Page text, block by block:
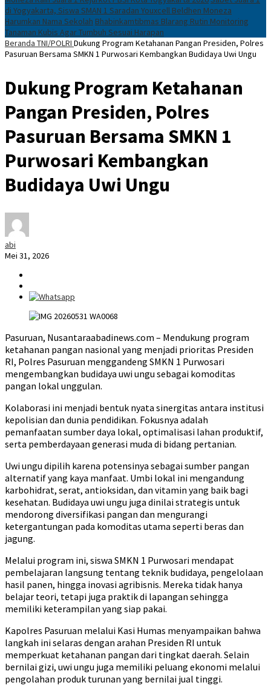
di Yogyakarta, Siswa SMAN 1 Saradan Youxcell Beldhen Moneza
Harumkan Nama Sekolah Bhabinkamtibmas Blarang Rutin Monitoring
Tanaman Kubis Agar Tumbuh Sesuai Harapan
Beranda TNI/POLRI Dukung Program Ketahanan Pangan Presiden, Polres
Pasuruan Bersama SMKN 1 Purwosari Kembangkan Budidaya Uwi Ungu
Dukung Program Ketahanan
Pangan Presiden, Polres
Pasuruan Bersama SMKN 1
Purwosari Kembangkan
Budidaya Uwi Ungu
abi
Mei 31, 2026
Pasuruan, Nusantaraabadinews.com – Mendukung program
ketahanan pangan nasional yang menjadi prioritas Presiden
RI, Polres Pasuruan menggandeng SMKN 1 Purwosari
mengembangkan budidaya uwi ungu sebagai komoditas
pangan lokal unggulan.
Kolaborasi ini menjadi bentuk nyata sinergitas antara institusi
kepolisian dan dunia pendidikan. Fokusnya adalah
pemanfaatan sumber daya lokal, optimalisasi lahan produktif,
serta pemberdayaan generasi muda di bidang pertanian.
Uwi ungu dipilih karena potensinya sebagai sumber pangan
alternatif yang kaya manfaat. Umbi lokal ini mengandung
karbohidrat, serat, antioksidan, dan vitamin yang baik bagi
kesehatan. Budidaya uwi ungu juga dinilai strategis untuk
mendorong diversifikasi pangan dan mengurangi
ketergantungan pada komoditas utama seperti beras dan
jagung.
Melalui program ini, siswa SMKN 1 Purwosari mendapat
pembelajaran langsung tentang teknik budidaya, pengelolaan
hasil panen, hingga inovasi agribisnis. Mereka tidak hanya
belajar teori, tetapi juga praktik di lapangan sehingga
memiliki keterampilan yang siap pakai.
Kapolres Pasuruan melalui Kasi Humas menyampaikan bahwa
langkah ini selaras dengan arahan Presiden RI untuk
memperkuat ketahanan pangan dari tingkat daerah. Selain
bernilai gizi, uwi ungu juga memiliki peluang ekonomi melalui
pengolahan produk turunan yang bernilai jual tinggi.